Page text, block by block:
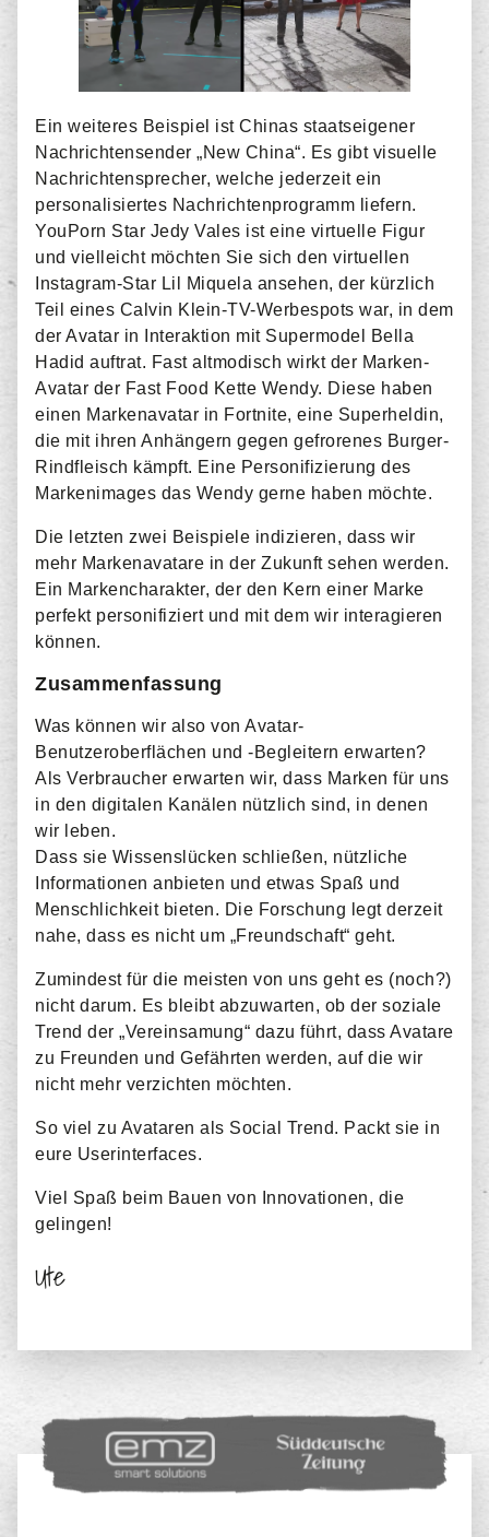
Ein weiteres Beispiel ist Chinas staatseigener
Nachrichtensender „New China“. Es gibt visuelle
Nachrichtensprecher, welche jederzeit ein
personalisiertes Nachrichtenprogramm liefern.
YouPorn Star Jedy Vales ist eine virtuelle Figur
und vielleicht möchten Sie sich den virtuellen
Instagram-Star Lil Miquela ansehen, der kürzlich
Teil eines Calvin Klein-TV-Werbespots war, in dem
der Avatar in Interaktion mit Supermodel Bella
Hadid auftrat. Fast altmodisch wirkt der Marken-
Avatar der Fast Food Kette Wendy. Diese haben
einen Markenavatar in Fortnite, eine Superheldin,
die mit ihren Anhängern gegen gefrorenes Burger-
Rindfleisch kämpft. Eine Personifizierung des
Markenimages das Wendy gerne haben möchte.
Die letzten zwei Beispiele indizieren, dass wir
mehr Markenavatare in der Zukunft sehen werden.
Ein Markencharakter, der den Kern einer Marke
perfekt personifiziert und mit dem wir interagieren
können.
Zusammenfassung
Was können wir also von Avatar-
Benutzeroberflächen und -Begleitern erwarten?
Als Verbraucher erwarten wir, dass Marken für uns
in den digitalen Kanälen nützlich sind, in denen
wir leben.
Dass sie Wissenslücken schließen, nützliche
Informationen anbieten und etwas Spaß und
Menschlichkeit bieten. Die Forschung legt derzeit
nahe, dass es nicht um „Freundschaft“ geht.
Zumindest für die meisten von uns geht es (noch?)
nicht darum. Es bleibt abzuwarten, ob der soziale
Trend der „Vereinsamung“ dazu führt, dass Avatare
zu Freunden und Gefährten werden, auf die wir
nicht mehr verzichten möchten.
So viel zu Avataren als Social Trend. Packt sie in
eure Userinterfaces.
Viel Spaß beim Bauen von Innovationen, die
gelingen!
Ute